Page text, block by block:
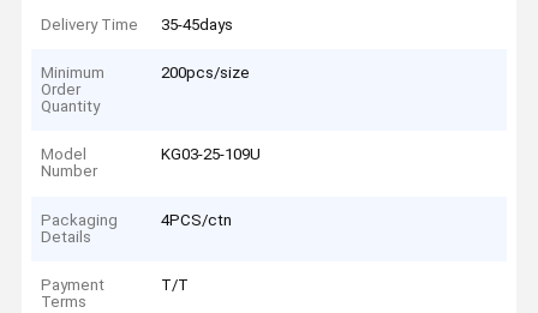
Delivery Time 35-45days
Minimum
Order
Quantity
200pcs/size
Model
Number
KG03-25-109U
Packaging
Details
4PCS/ctn
Payment
Terms
T/T